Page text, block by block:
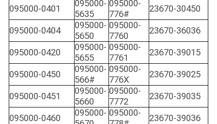
095000-0401
095000-
5635
095000-
776#
23670-30450
095000-0404
095000-
5650
095000-
7760
23670-36036
095000-0420
095000-
5655
095000-
7761
23670-39015
095000-0450
095000-
566#
095000-
776X
23670-39025
095000-0451
095000-
5660
095000-
7772
23670-39035
095000-0460
095000- 095000-
23670-39036